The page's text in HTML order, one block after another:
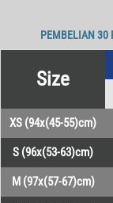
PEMBELIAN 30
Size
XS (94x(45-55)cm)
S (96x(53-63)cm)
M (97x(57-67)cm)